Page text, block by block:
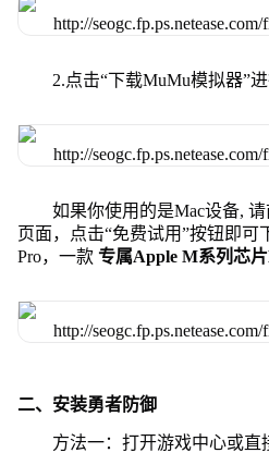
2.点击“下载MuMu模拟器”进
如果你使用的是Mac设备,
页面，点击“免费试用”按钮即可
Pro，一款 专属Apple M系列芯
二、安装勇者防御
方法一：打开游戏中心或直